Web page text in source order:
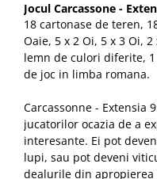
Jocul Carcassone -
18 cartonase de teren,
Oaie, 5 x 2 Oi, 5 x 3 Oi,
lemn de culori diferite,
de joc in limba romana.
Carcassonne - Extensia
jucatorilor ocazia de a
interesante. Ei pot
lupi, sau pot deveni
dealurile din apropierea